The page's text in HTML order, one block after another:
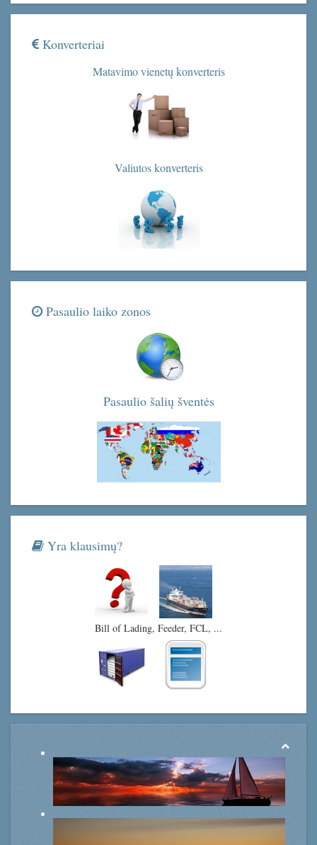
Konverteriai
Matavimo vienetų konverteris
Valiutos konverteris
Pasaulio laiko zonos
Pasaulio šalių šventės
Yra klausimų?
Bill of Lading, Feeder, FCL, ...